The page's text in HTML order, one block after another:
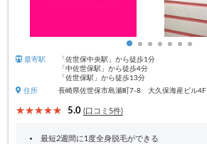
最寄駅
「佐世保中央駅」から徒歩1分
「中佐世保駅」から徒歩4分
「佐世保駅」から徒歩13分
住所
長崎県佐世保市島瀬町7-8 大久保海産ビル4F
5.0 (口コミ5件)
最短2週間に1度全身脱毛ができる